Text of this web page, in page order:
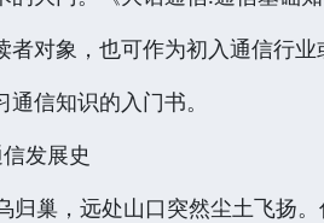
者对象，也可作为初入通信行
信知识的入门书。
发展史
巢，远处山口突然尘土飞扬